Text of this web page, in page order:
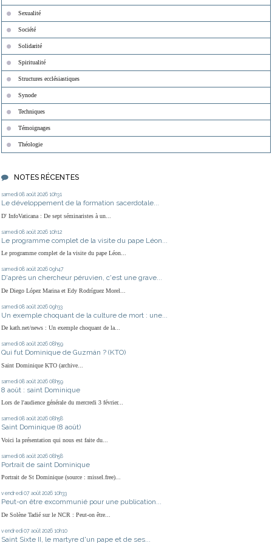
Sexualité
Société
Solidarité
Spiritualité
Structures ecclésiastiques
Synode
Techniques
Témoignages
Théologie
NOTES RÉCENTES
samedi 08 août 2026 10h31
Le développement de la formation sacerdotale...
D' InfoVaticana : De sept séminaristes à un...
samedi 08 août 2026 10h12
Le programme complet de la visite du pape Léon...
Le programme complet de la visite du pape Léon...
samedi 08 août 2026 09h47
D'après un chercheur péruvien, c'est une grave...
De Diego López Marina et Edy Rodríguez Morel...
samedi 08 août 2026 09h33
Un exemple choquant de la culture de mort : une...
De kath.net/news : Un exemple choquant de la...
samedi 08 août 2026 08h59
Qui fut Dominique de Guzmán ? (KTO)
Saint Dominique KTO (archive...
samedi 08 août 2026 08h59
8 août : saint Dominique
Lors de l'audience générale du mercredi 3 février...
samedi 08 août 2026 08h58
Saint Dominique (8 août)
Voici la présentation qui nous est faite du...
samedi 08 août 2026 08h58
Portrait de saint Dominique
Portrait de St Dominique (source : missel.free)...
vendredi 07 août 2026 10h33
Peut-on être excommunié pour une publication...
De Solène Tadié sur le NCR : Peut-on être...
vendredi 07 août 2026 10h10
Saint Sixte II, le martyre d'un pape et de ses...